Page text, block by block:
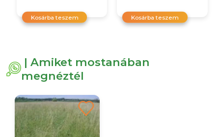
Kosárba teszem Kosárba teszem
| Amiket mostanában
megnéztél